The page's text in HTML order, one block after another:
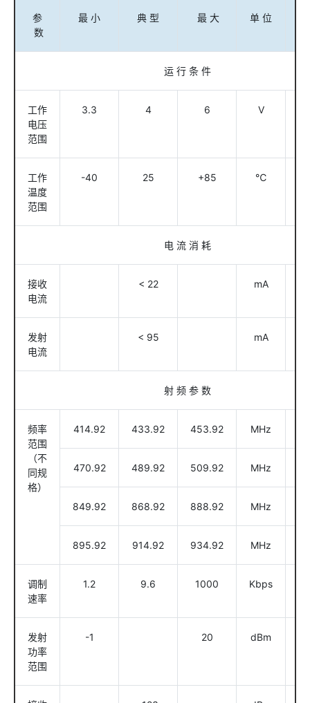
参
数
最 小 典 型 最 大 单 位
运 行 条 件
工作
电压
范围
3.3 4 6 V
工作
温度
范围
-40 25 +85 ℃
电 流 消 耗
接收
电流
< 22 mA
发射
电流
< 95 mA
射 频 参 数
频率
范围
（不
同规
格）
414.92 433.92 453.92 MHz
470.92 489.92 509.92 MHz
849.92 868.92 888.92 MHz
895.92 914.92 934.92 MHz
调制
速率
1.2 9.6 1000 Kbps
发射
功率
范围
-1 20 dBm